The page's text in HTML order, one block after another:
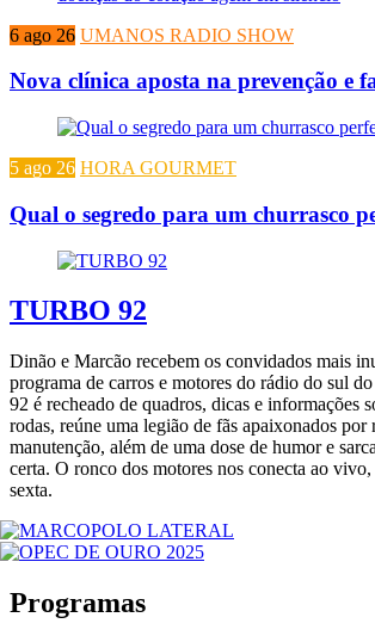
6 ago 26 UMANOS RADIO SHOW
Nova clínica aposta na prevenção e
5 ago 26 HORA GOURMET
Qual o segredo para um churrasco
TURBO 92
Dinão e Marcão recebem os convidados mais
programa de carros e motores do rádio do sul
92 é recheado de quadros, dicas e informações
rodas, reúne uma legião de fãs apaixonados por
manutenção, além de uma dose de humor e
certa. O ronco dos motores nos conecta ao vivo,
sexta.
Programas